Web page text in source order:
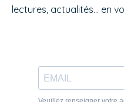
lectures, actualités... en